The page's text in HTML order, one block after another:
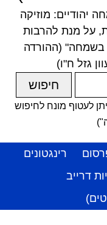
יהודיים: מוזיקה
על מנת להרבות
(ההורדה
גזל ח"ו)
לעטוף מונח לחיפוש
רינגטונים
דרייב